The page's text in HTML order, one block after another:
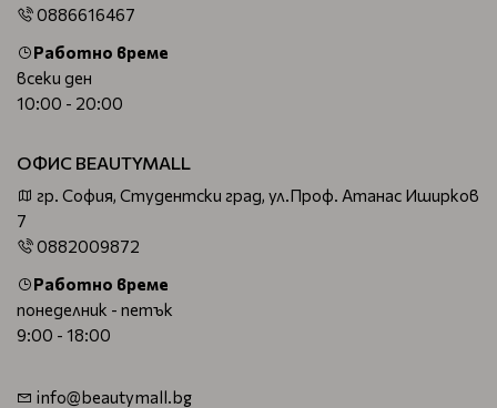
0886616467
Работно време
всеки ден
10:00 - 20:00
ОФИС BEAUTYMALL
гр. София, Студентски град, ул.Проф. Атанас Иширков
7
0882009872
Работно време
понеделник - петък
9:00 - 18:00
info@beautymall.bg